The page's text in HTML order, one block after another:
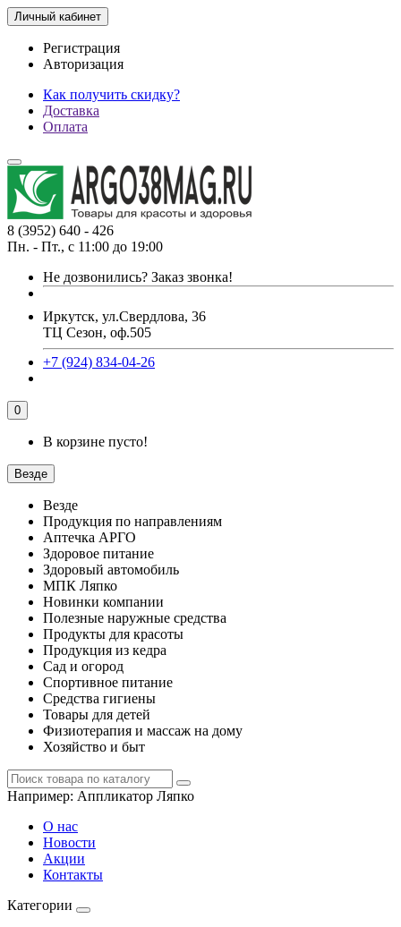
Личный кабинет
Регистрация
Авторизация
Как получить скидку?
Доставка
Оплата
8 (3952) 640 - 426
Пн. - Пт., с 11:00 до 19:00
Не дозвонились? Заказ звонка!
Иркутск, ул.Свердлова, 36
ТЦ Сезон, оф.505
+7 (924) 834-04-26
0
В корзине пусто!
Везде
Везде
Продукция по направлениям
Аптечка АРГО
Здоровое питание
Здоровый автомобиль
МПК Ляпко
Новинки компании
Полезные наружные средства
Продукты для красоты
Продукция из кедра
Сад и огород
Спортивное питание
Средства гигиены
Товары для детей
Физиотерапия и массаж на дому
Хозяйство и быт
Например: Аппликатор Ляпко
О нас
Новости
Акции
Контакты
Категории